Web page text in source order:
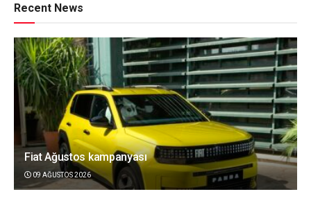
Recent News
Fiat Ağustos kampanyası
09 AĞUSTOS 2026